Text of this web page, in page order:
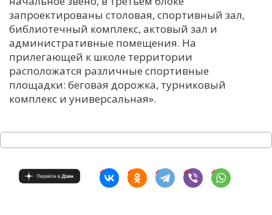
запроектированы столовая, спортивный зал,
библиотечный комплекс, актовый зал и
административные помещения. На
прилегающей к школе территории
расположатся различные спортивные
площадки: беговая дорожка, турниковый
комплекс и универсальная».